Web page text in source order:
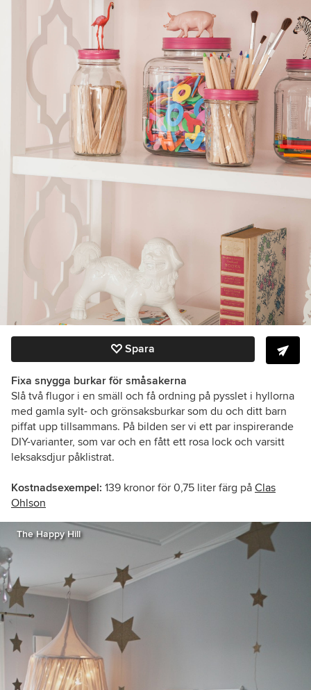
Spara
Fixa snygga burkar för småsakerna
Slå två flugor i en smäll och få ordning på pysslet i hyllorna
med gamla sylt- och grönsaksburkar som du och ditt barn
piffat upp tillsammans. På bilden ser vi ett par inspirerande
DIY-varianter, som var och en fått ett rosa lock och varsitt
leksaksdjur påklistrat.
Kostnadsexempel: 139 kronor för 0,75 liter färg på Clas
Ohlson
The Happy Hill